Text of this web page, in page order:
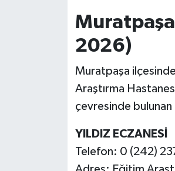
2026)
Muratpaşa
Araştırma
çevresinde bulunan
YILDIZ ECZANESİ
Telefon: 0 (242)